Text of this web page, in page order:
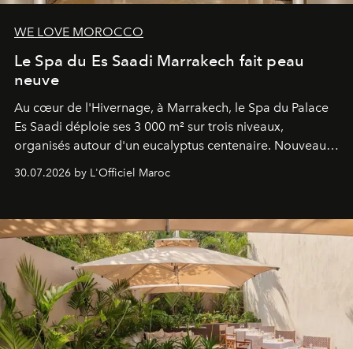
WE LOVE MOROCCO
Le Spa du Es Saadi Marrakech fait peau
neuve
Au cœur de l'Hivernage, à Marrakech, le Spa du Palace
Es Saadi déploie ses 3 000 m² sur trois niveaux,
organisés autour d'un eucalyptus centenaire. Nouveau
neuro-cosmétique, parcours thermal et studio dédié au
entièreté, entre science des émotions et rituels
reposants.
30.07.2026 by L'Officiel Maroc